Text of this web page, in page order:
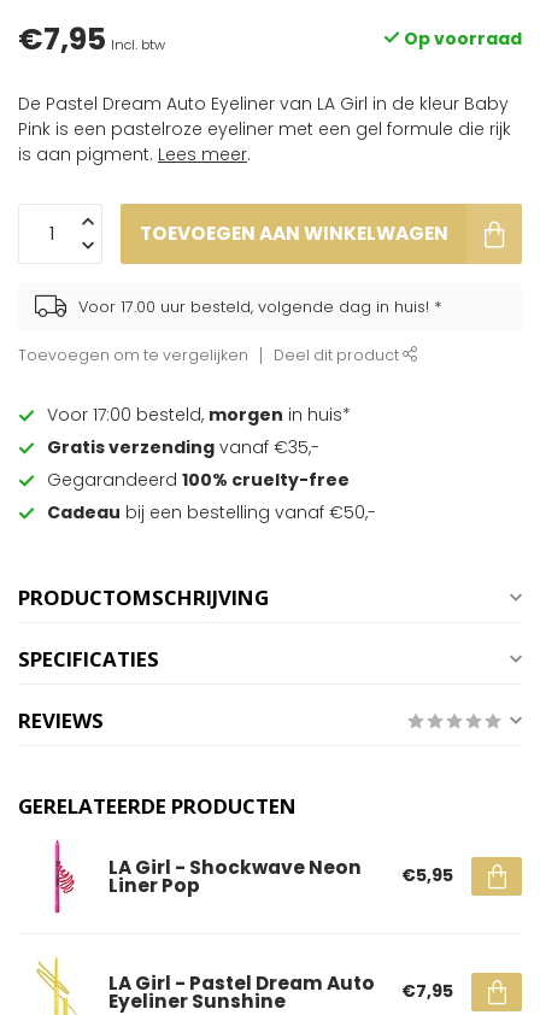
€7,95 Incl. btw Op voorraad
De Pastel Dream Auto Eyeliner van LA Girl in de kleur Baby
Pink is een pastelroze eyeliner met een gel formule die rijk
is aan pigment. Lees meer.
TOEVOEGEN AAN WINKELWAGEN
Voor 17.00 uur besteld, volgende dag in huis! *
Toevoegen om te vergelijken Deel dit product
Voor 17:00 besteld, morgen in huis*
Gratis verzending vanaf €35,-
Gegarandeerd 100% cruelty-free
Cadeau bij een bestelling vanaf €50,-
PRODUCTOMSCHRIJVING
SPECIFICATIES
REVIEWS
GERELATEERDE PRODUCTEN
LA Girl - Shockwave Neon
Liner Pop €5,95
LA Girl - Pastel Dream Auto
Eyeliner Sunshine €7,95